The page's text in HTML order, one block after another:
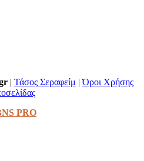
| Τάσος Σεραφείμ |Όροι Χρήσης
PRO